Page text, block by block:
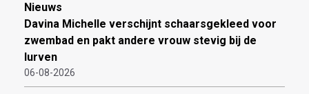
Nieuws
Davina Michelle verschijnt schaarsgekleed voor
zwembad en pakt andere vrouw stevig bij de
lurven
06-08-2026